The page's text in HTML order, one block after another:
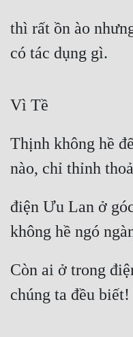
thì rất ồn ào
có tác dụng gì.
Vì Tề
Thịnh không hề
nào, chỉ thỉnh
điện Ưu Lan ở
không hề ngó
Còn ai ở trong
chúng ta đều biết!